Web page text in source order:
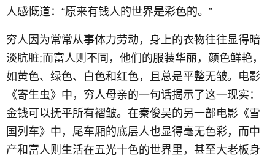
人感慨道：“原来有钱人的世界是彩色的。”
穷人因为常常从事体力劳动，身上的衣物往往显得暗
淡肮脏;而富人则不同，他们的服装华丽，颜色鲜艳，
如黄色、绿色、白色和红色，且总是平整无皱。电影
《寄生虫》中，穷人母亲的一句话揭示了这一现实：
金钱可以抚平所有褶皱。在秦俊昊的另一部电影《雪
国列车》中，尾车厢的底层人也显得毫无色彩，而中
产和富人则生活在五光十色的世界里，甚至大老板身